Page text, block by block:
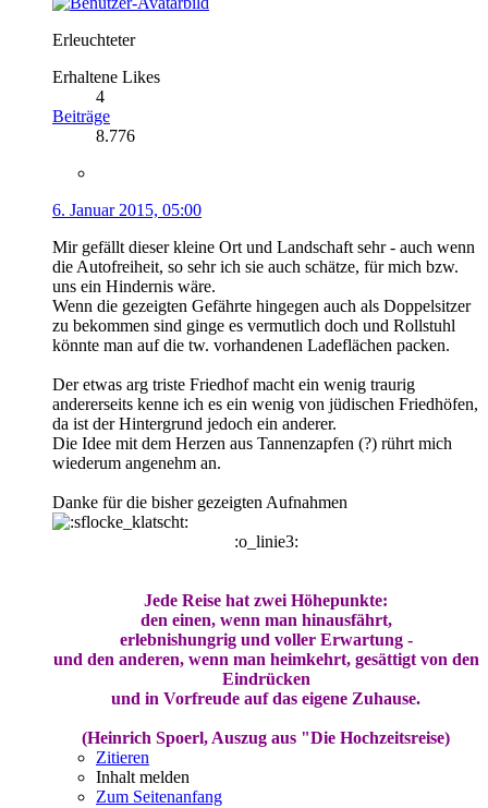
Erleuchteter
Erhaltene Likes
4
Beiträge
8.776
6. Januar 2015, 05:00
Mir gefällt dieser kleine Ort und Landschaft sehr - auch wenn
die Autofreiheit, so sehr ich sie auch schätze, für mich bzw.
uns ein Hindernis wäre.
Wenn die gezeigten Gefährte hingegen auch als Doppelsitzer
zu bekommen sind ginge es vermutlich doch und Rollstuhl
könnte man auf die tw. vorhandenen Ladeflächen packen.
Der etwas arg triste Friedhof macht ein wenig traurig
andererseits kenne ich es ein wenig von jüdischen Friedhöfen,
da ist der Hintergrund jedoch ein anderer.
Die Idee mit dem Herzen aus Tannenzapfen (?) rührt mich
wiederum angenehm an.
Danke für die bisher gezeigten Aufnahmen
:o_linie3:
Jede Reise hat zwei Höhepunkte:
den einen, wenn man hinausfährt,
erlebnishungrig und voller Erwartung -
und den anderen, wenn man heimkehrt, gesättigt von den
Eindrücken
und in Vorfreude auf das eigene Zuhause.
(Heinrich Spoerl, Auszug aus "Die Hochzeitsreise)
Zitieren
Inhalt melden
Zum Seitenanfang